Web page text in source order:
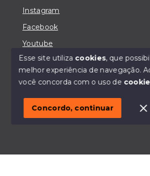
Olá! Estou disponível
Instagram
Facebook
Youtube
© Copyright 2026 - IMOBILIÁRIA
SITE PARA IMOBILIARIA
Esse site utiliza cookies, que
melhor experiência de navegação.
você concorda com o uso de
Concordo, continuar